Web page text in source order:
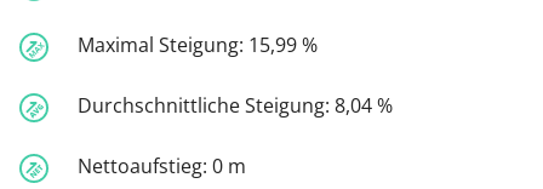
Maximal Steigung: 15,99 %
Durchschnittliche Steigung: 8,04 %
Nettoaufstieg: 0 m